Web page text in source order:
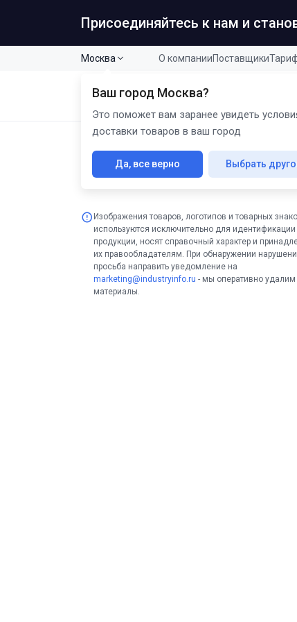
Присоединяйтесь к нам и
Москва О компанииПоставщики
Главная Манометры,
Манометр МП1-d.150. IP54 (0-0,1 МПа) кт.1,5
Изображения товаров, логотипов и товарных
используются исключительно для идентификации
продукции, носят справочный характер и
их правообладателям. При обнаружении
просьба направить уведомление на
marketing@industryinfo.ru - мы оперативно удалим
материалы.
Ваш город Москва?
Это поможет вам заранее увидеть
доставки товаров в ваш город
Да, все верно Выбрать